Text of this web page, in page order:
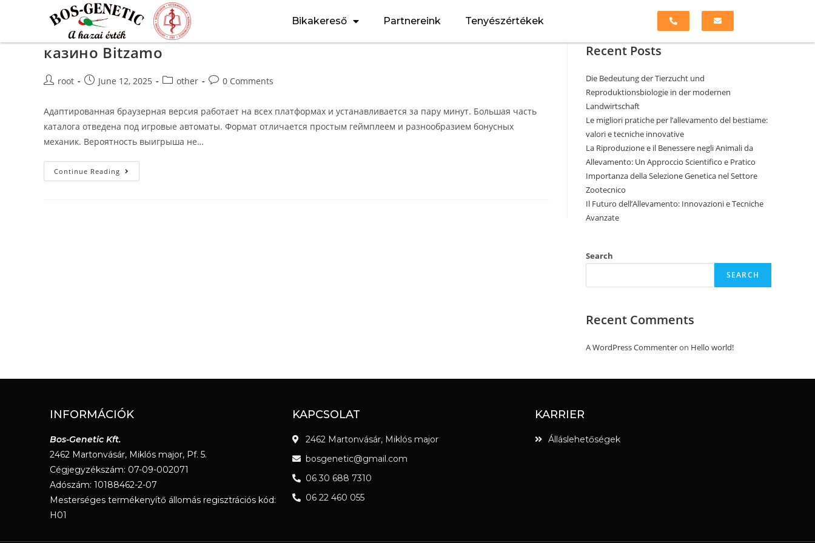
Bikakereső Partnereink Tenyészértékek
казино Bitzamo
root June 12, 2025 other 0 Comments
Адаптированная браузерная версия работает на всех платформах и устанавливается за пару минут. Большая часть
каталога отведена под игровые автоматы. Формат отличается простым геймплеем и разнообразием бонусных
механик. Вероятность выигрыша не…
Continue Reading
Recent Posts
Die Bedeutung der Tierzucht und
Reproduktionsbiologie in der modernen
Landwirtschaft
Le migliori pratiche per l’allevamento del bestiame:
valori e tecniche innovative
La Riproduzione e il Benessere negli Animali da
Allevamento: Un Approccio Scientifico e Pratico
Importanza della Selezione Genetica nel Settore
Zootecnico
Il Futuro dell’Allevamento: Innovazioni e Tecniche
Avanzate
Search
SEARCH
Recent Comments
A WordPress Commenteron Hello world!
INFORMÁCIÓK
Bos-Genetic Kft.
2462 Martonvásár, Miklós major, Pf. 5.
Cégjegyzékszám: 07-09-002071
Adószám: 10188462-2-07
Mesterséges termékenyítő állomás regisztrációs kód:
H01
KAPCSOLAT
2462 Martonvásár, Miklós major
bosgenetic@gmail.com
06 30 688 7310
06 22 460 055
KARRIER
Álláslehetőségek